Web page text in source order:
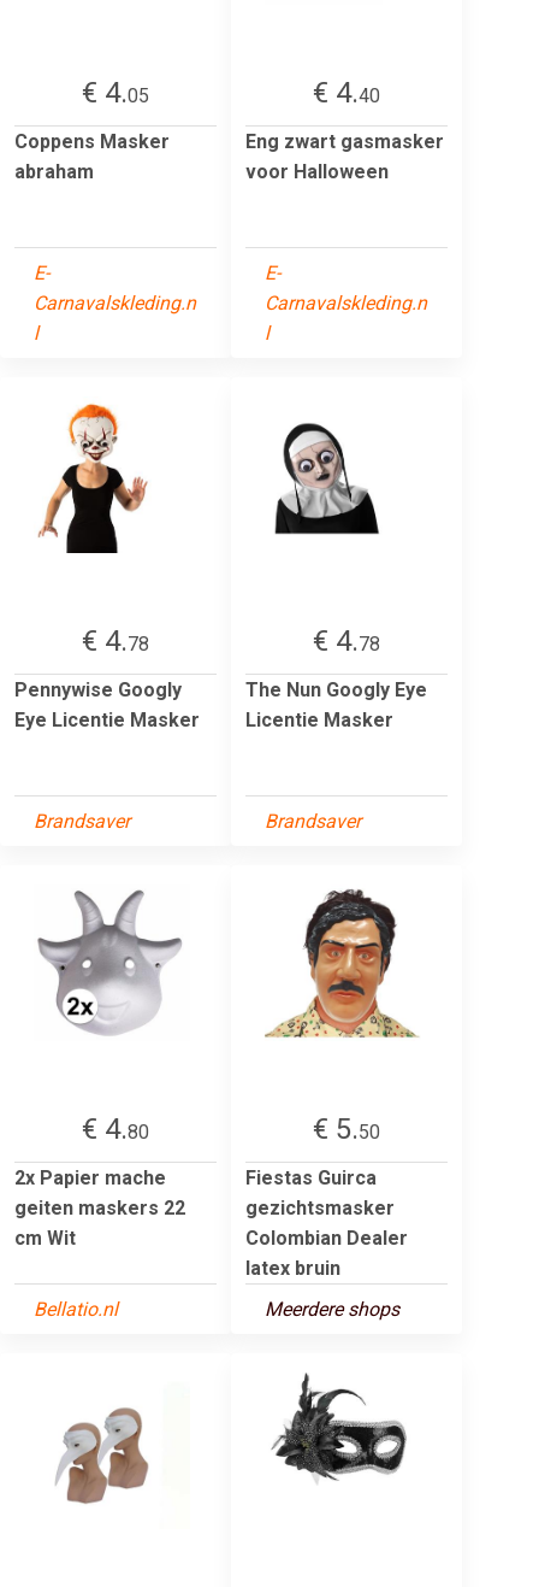
€ 4.05
Coppens Masker
abraham
E-
Carnavalskleding.n
l
€ 4.40
Eng zwart gasmasker
voor Halloween
E-
Carnavalskleding.n
l
€ 4.78
Pennywise Googly
Eye Licentie Masker
Brandsaver
€ 4.78
The Nun Googly Eye
Licentie Masker
Brandsaver
€ 4.80
2x Papier mache
geiten maskers 22
cm Wit
Bellatio.nl
€ 5.50
Fiestas Guirca
gezichtsmasker
Colombian Dealer
latex bruin
Meerdere shops